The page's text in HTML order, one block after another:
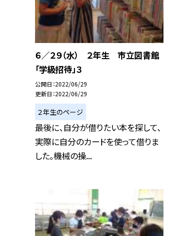
６／２９（水） ２年生 市立図書館
「学級招待」３
公開日 2022/06/29
更新日 2022/06/29
２年生のページ
最後に、自分が借りたい本を探して、
実際に自分のカードを使って借りま
した。機械の操...